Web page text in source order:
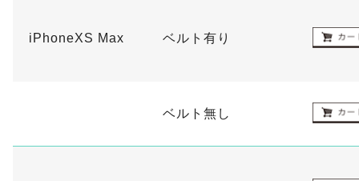
iPhoneXS Max ベルト有り
ベルト無し